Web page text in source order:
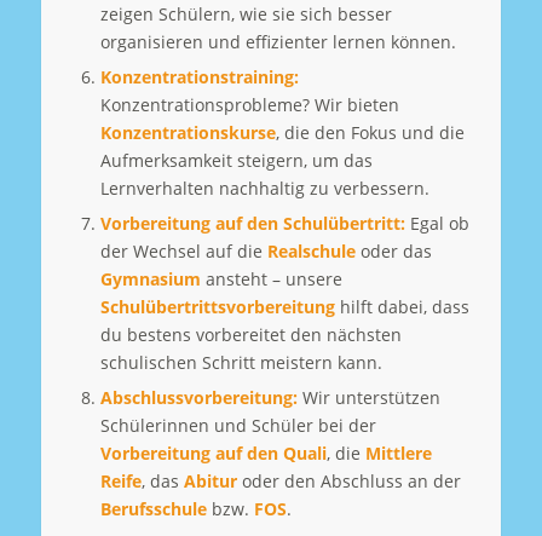
zeigen Schülern, wie sie sich besser
organisieren und effizienter lernen können.
Konzentrationstraining:
Konzentrationsprobleme? Wir bieten
Konzentrationskurse, die den Fokus und die
Aufmerksamkeit steigern, um das
Lernverhalten nachhaltig zu verbessern.
Vorbereitung auf den Schulübertritt:Egal ob
der Wechsel auf die Realschuleoder das
Gymnasium ansteht – unsere
Schulübertrittsvorbereitunghilft dabei, dass
du bestens vorbereitet den nächsten
schulischen Schritt meistern kann.
Abschlussvorbereitung:Wir unterstützen
Schülerinnen und Schüler bei der
Vorbereitung auf den Quali, die Mittlere
Reife, das Abituroder den Abschluss an der
Berufsschulebzw. FOS.